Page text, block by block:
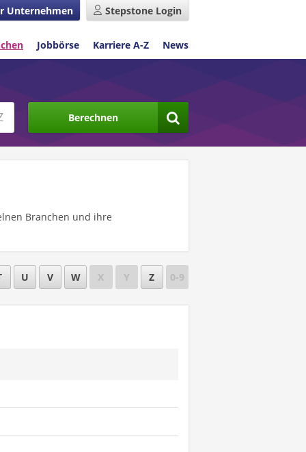
Unternehmen Stepstone Login
Jobbörse Karriere A-Z News
Berechnen
Branchen und ihre
U V W X Y Z 0-9